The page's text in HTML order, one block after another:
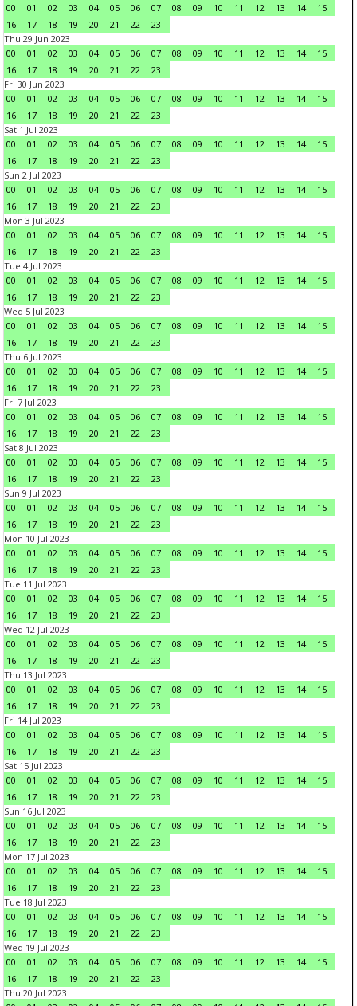
00
01 02 03 04 05 06 07 08 09 10 11 12 13 14
15
16
17 18 19 20 21 22
23
Thu 29 Jun 2023
00
01 02 03 04 05 06 07 08 09 10 11 12 13 14
15
16
17 18 19 20 21 22
23
Fri 30 Jun 2023
00
01 02 03 04 05 06 07 08 09 10 11 12 13 14
15
16
17 18 19 20 21 22
23
Sat 1 Jul 2023
00
01 02 03 04 05 06 07 08 09 10 11 12 13 14
15
16
17 18 19 20 21 22
23
Sun 2 Jul 2023
00
01 02 03 04 05 06 07 08 09 10 11 12 13 14
15
16
17 18 19 20 21 22
23
Mon 3 Jul 2023
00
01 02 03 04 05 06 07 08 09 10 11 12 13 14
15
16
17 18 19 20 21 22
23
Tue 4 Jul 2023
00
01 02 03 04 05 06 07 08 09 10 11 12 13 14
15
16
17 18 19 20 21 22
23
Wed 5 Jul 2023
00
01 02 03 04 05 06 07 08 09 10 11 12 13 14
15
16
17 18 19 20 21 22
23
Thu 6 Jul 2023
00
01 02 03 04 05 06 07 08 09 10 11 12 13 14
15
16
17 18 19 20 21 22
23
Fri 7 Jul 2023
00
01 02 03 04 05 06 07 08 09 10 11 12 13 14
15
16
17 18 19 20 21 22
23
Sat 8 Jul 2023
00
01 02 03 04 05 06 07 08 09 10 11 12 13 14
15
16
17 18 19 20 21 22
23
Sun 9 Jul 2023
00
01 02 03 04 05 06 07 08 09 10 11 12 13 14
15
16
17 18 19 20 21 22
23
Mon 10 Jul 2023
00
01 02 03 04 05 06 07 08 09 10 11 12 13 14
15
16
17 18 19 20 21 22
23
Tue 11 Jul 2023
00
01 02 03 04 05 06 07 08 09 10 11 12 13 14
15
16
17 18 19 20 21 22
23
Wed 12 Jul 2023
00
01 02 03 04 05 06 07 08 09 10 11 12 13 14
15
16
17 18 19 20 21 22
23
Thu 13 Jul 2023
00
01 02 03 04 05 06 07 08 09 10 11 12 13 14
15
16
17 18 19 20 21 22
23
Fri 14 Jul 2023
00
01 02 03 04 05 06 07 08 09 10 11 12 13 14
15
16
17 18 19 20 21 22
23
Sat 15 Jul 2023
00
01 02 03 04 05 06 07 08 09 10 11 12 13 14
15
16
17 18 19 20 21 22
23
Sun 16 Jul 2023
00
01 02 03 04 05 06 07 08 09 10 11 12 13 14
15
16
17 18 19 20 21 22
23
Mon 17 Jul 2023
00
01 02 03 04 05 06 07 08 09 10 11 12 13 14
15
16
17 18 19 20 21 22
23
Tue 18 Jul 2023
00
01 02 03 04 05 06 07 08 09 10 11 12 13 14
15
16
17 18 19 20 21 22
23
Wed 19 Jul 2023
00
01 02 03 04 05 06 07 08 09 10 11 12 13 14
15
16
17 18 19 20 21 22
23
Thu 20 Jul 2023